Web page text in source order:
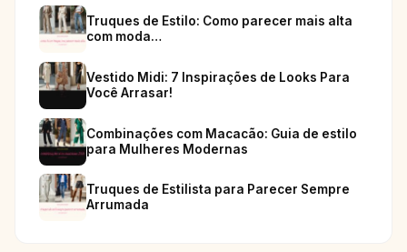
Truques de Estilo: Como parecer mais alta
com moda…
Vestido Midi: 7 Inspirações de Looks Para
Você Arrasar!
Combinações com Macacão: Guia de estilo
para Mulheres Modernas
Truques de Estilista para Parecer Sempre
Arrumada